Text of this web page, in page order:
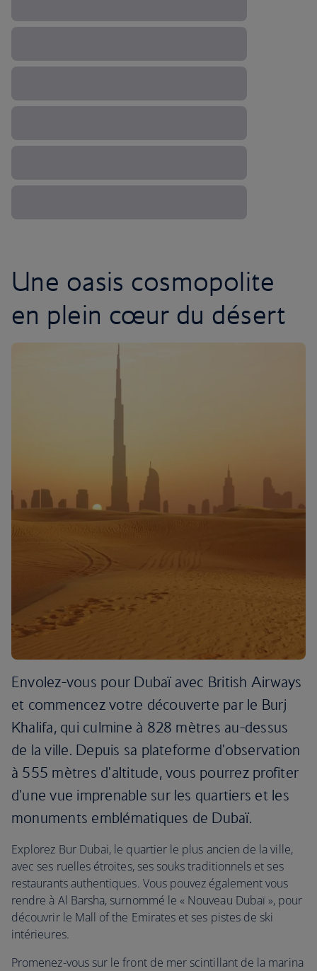
Une oasis cosmopolite
en plein cœur du désert
Envolez-vous pour Dubaï avec British Airways
et commencez votre découverte par le Burj
Khalifa, qui culmine à 828 mètres au-dessus
de la ville. Depuis sa plateforme d'observation
à 555 mètres d'altitude, vous pourrez profiter
d'une vue imprenable sur les quartiers et les
monuments emblématiques de Dubaï.
Explorez Bur Dubai, le quartier le plus ancien de la ville,
avec ses ruelles étroites, ses souks traditionnels et ses
restaurants authentiques. Vous pouvez également vous
rendre à Al Barsha, surnommé le « Nouveau Dubaï », pour
découvrir le Mall of the Emirates et ses pistes de ski
intérieures.
Promenez-vous sur le front de mer scintillant de la marina